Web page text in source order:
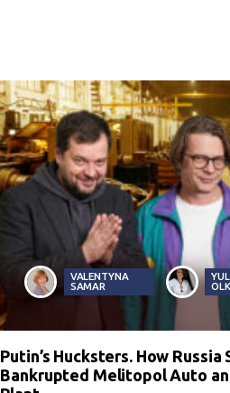
VALENTYNA
SAMAR
Putin’s Hucksters. How Russia
Bankrupted Melitopol Auto